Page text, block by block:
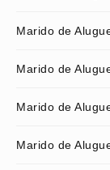
Marido de
Marido de
Marido de
Marido de